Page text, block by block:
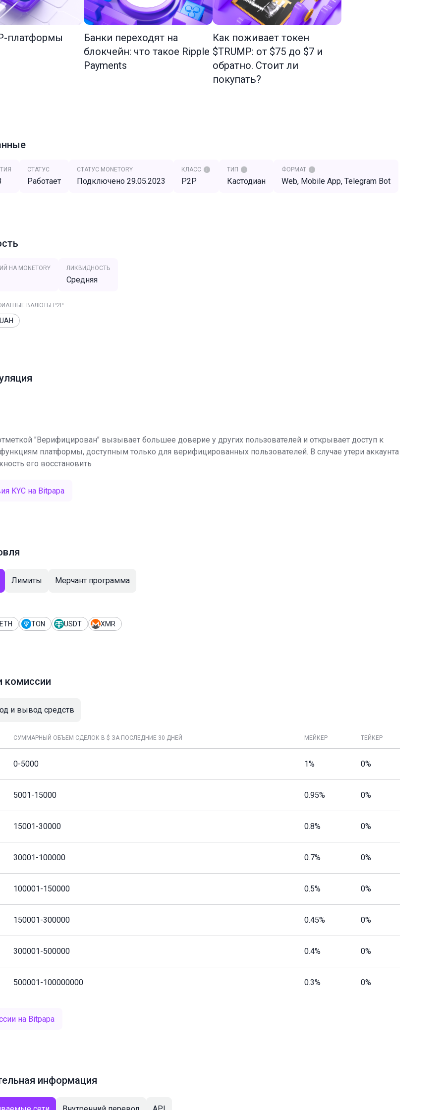
платформы
Банки переходят на
блокчейн: что такое Ripple
Payments
Как поживает токен
$TRUMP: от $75 до $7 и
обратно. Стоит ли
покупать?
СТАТУС
Работает
СТАТУС MONETORY
Подключено 29.05.2023
КЛАСС
P2P
ТИП
Кастодиан
ФОРМАТ
Web, Mobile App, Telegram Bot
НА MONETORY ЛИКВИДНОСТЬ
Средняя
ВАЛЮТЫ P2P
"Верифицирован" вызывает большее доверие у других пользователей и открывает доступ к
платформы, доступным только для верифицированных пользователей. В случае утери аккаунта
его восстановить
KYC на Bitpapa
Лимиты Мерчант программа
TON USDT XMR
комиссии
и вывод средств
СУММАРНЫЙ ОБЪЕМ СДЕЛОК В $ ЗА ПОСЛЕДНИЕ 30 ДНЕЙ МЕЙКЕР ТЕЙКЕР
0-5000 1% 0%
5001-15000 0.95% 0%
15001-30000 0.8% 0%
30001-100000 0.7% 0%
100001-150000 0.5% 0%
150001-300000 0.45% 0%
300001-500000 0.4% 0%
500001-100000000 0.3% 0%
на Bitpapa
информация